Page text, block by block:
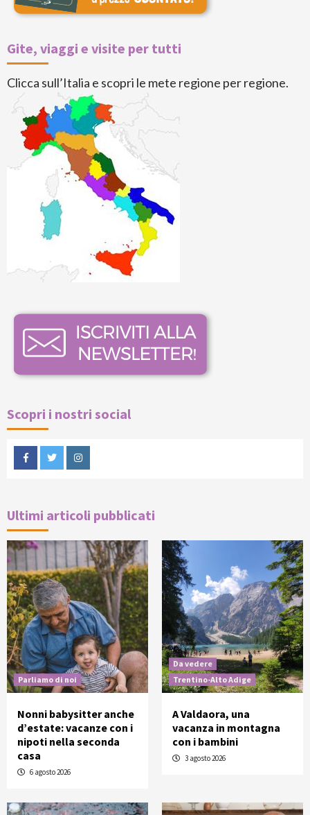
Gite, viaggi e visite per tutti
Clicca sull’Italia e scopri le mete regione per regione.
Scopri i nostri social
FacebookTwitterInstagram
Ultimi articoli pubblicati
Parliamo di noi
Nonni babysitter anche
d’estate: vacanze con i
nipoti nella seconda
casa
6 agosto 2026
Da vedere
Trentino-Alto Adige
A Valdaora, una
vacanza in montagna
con i bambini
3 agosto 2026